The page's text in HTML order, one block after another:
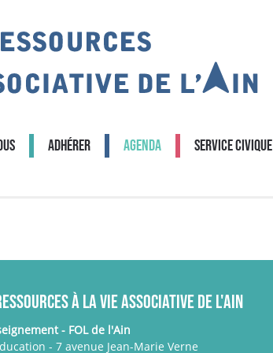
Adhérer Agenda Service civique
à la Vie Associative de l'Ain
- FOL de l'Ain
- 7 avenue Jean-Marie Verne